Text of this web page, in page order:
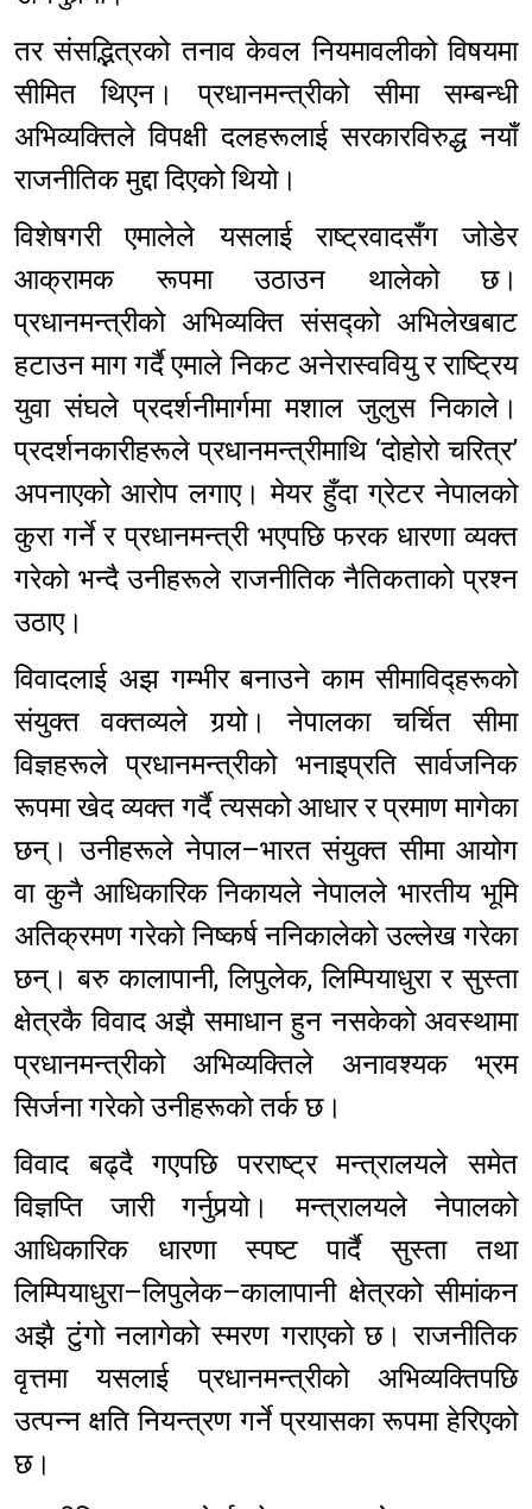
तर संसद्भित्रको तनाव केवल नियमावलीको विषयमा
सीमित थिएन। प्रधानमन्त्रीको सीमा सम्बन्धी
अभिव्यक्तिले विपक्षी दलहरूलाई सरकारविरुद्ध नयाँ
राजनीतिक मुद्दा दिएको थियो।
विशेषगरी एमालेले यसलाई राष्ट्रवादसँग जोडेर
आक्रामक रूपमा उठाउन थालेको छ।
प्रधानमन्त्रीको अभिव्यक्ति संसद्को अभिलेखबाट
हटाउन माग गर्दै एमाले निकट अनेरास्ववियु र राष्ट्रिय
युवा संघले प्रदर्शनीमार्गमा मशाल जुलुस निकाले।
प्रदर्शनकारीहरूले प्रधानमन्त्रीमाथि ‘दोहोरो चरित्र’
अपनाएको आरोप लगाए। मेयर हुँदा ग्रेटर नेपालको
कुरा गर्ने र प्रधानमन्त्री भएपछि फरक धारणा व्यक्त
गरेको भन्दै उनीहरूले राजनीतिक नैतिकताको प्रश्न
उठाए।
विवादलाई अझ गम्भीर बनाउने काम सीमाविद्हरूको
संयुक्त वक्तव्यले गर्‍यो। नेपालका चर्चित सीमा
विज्ञहरूले प्रधानमन्त्रीको भनाइप्रति सार्वजनिक
रूपमा खेद व्यक्त गर्दै त्यसको आधार र प्रमाण मागेका
छन्। उनीहरूले नेपाल–भारत संयुक्त सीमा आयोग
वा कुनै आधिकारिक निकायले नेपालले भारतीय भूमि
अतिक्रमण गरेको निष्कर्ष ननिकालेको उल्लेख गरेका
छन्। बरु कालापानी, लिपुलेक, लिम्पियाधुरा र सुस्ता
क्षेत्रकै विवाद अझै समाधान हुन नसकेको अवस्थामा
प्रधानमन्त्रीको अभिव्यक्तिले अनावश्यक भ्रम
सिर्जना गरेको उनीहरूको तर्क छ।
विवाद बढ्दै गएपछि परराष्ट्र मन्त्रालयले समेत
विज्ञप्ति जारी गर्नुपर्‍यो। मन्त्रालयले नेपालको
आधिकारिक धारणा स्पष्ट पार्दै सुस्ता तथा
लिम्पियाधुरा–लिपुलेक–कालापानी क्षेत्रको सीमांकन
अझै टुंगो नलागेको स्मरण गराएको छ। राजनीतिक
वृत्तमा यसलाई प्रधानमन्त्रीको अभिव्यक्तिपछि
उत्पन्न क्षति नियन्त्रण गर्ने प्रयासका रूपमा हेरिएको
छ।